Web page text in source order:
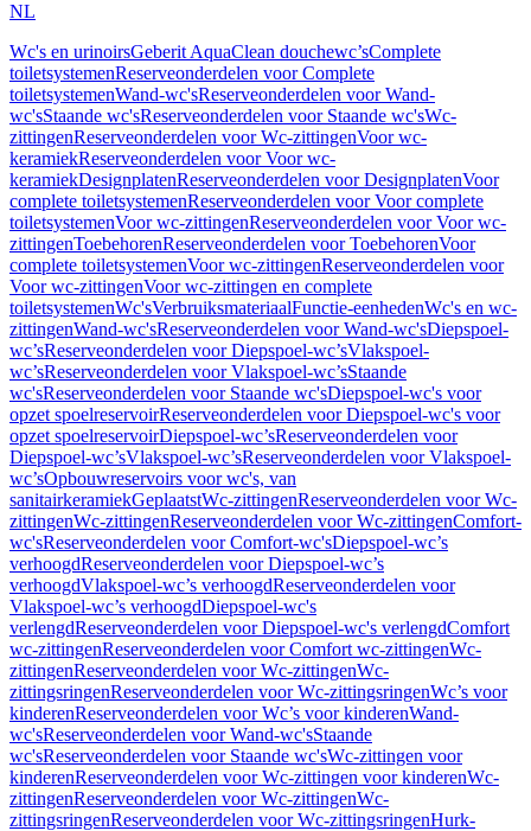
NL
Wc's en urinoirsGeberit AquaClean douchewc’sComplete
toiletsystemenReserveonderdelen voor Complete
toiletsystemenWand-wc'sReserveonderdelen voor Wand-
wc'sStaande wc'sReserveonderdelen voor Staande wc'sWc-
zittingenReserveonderdelen voor Wc-zittingenVoor wc-
keramiekReserveonderdelen voor Voor wc-
keramiekDesignplatenReserveonderdelen voor DesignplatenVoor
complete toiletsystemenReserveonderdelen voor Voor complete
toiletsystemenVoor wc-zittingenReserveonderdelen voor Voor wc-
zittingenToebehorenReserveonderdelen voor ToebehorenVoor
complete toiletsystemenVoor wc-zittingenReserveonderdelen voor
Voor wc-zittingenVoor wc-zittingen en complete
toiletsystemenWc'sVerbruiksmateriaalFunctie-eenhedenWc's en wc-
zittingenWand-wc'sReserveonderdelen voor Wand-wc'sDiepspoel-
wc’sReserveonderdelen voor Diepspoel-wc’sVlakspoel-
wc’sReserveonderdelen voor Vlakspoel-wc’sStaande
wc'sReserveonderdelen voor Staande wc'sDiepspoel-wc's voor
opzet spoelreservoirReserveonderdelen voor Diepspoel-wc's voor
opzet spoelreservoirDiepspoel-wc’sReserveonderdelen voor
Diepspoel-wc’sVlakspoel-wc’sReserveonderdelen voor Vlakspoel-
wc’sOpbouwreservoirs voor wc's, van
sanitairkeramiekGeplaatstWc-zittingenReserveonderdelen voor Wc-
zittingenWc-zittingenReserveonderdelen voor Wc-zittingenComfort-
wc'sReserveonderdelen voor Comfort-wc'sDiepspoel-wc’s
verhoogdReserveonderdelen voor Diepspoel-wc’s
verhoogdVlakspoel-wc’s verhoogdReserveonderdelen voor
Vlakspoel-wc’s verhoogdDiepspoel-wc's
verlengdReserveonderdelen voor Diepspoel-wc's verlengdComfort
wc-zittingenReserveonderdelen voor Comfort wc-zittingenWc-
zittingenReserveonderdelen voor Wc-zittingenWc-
zittingsringenReserveonderdelen voor Wc-zittingsringenWc’s voor
kinderenReserveonderdelen voor Wc’s voor kinderenWand-
wc'sReserveonderdelen voor Wand-wc'sStaande
wc'sReserveonderdelen voor Staande wc'sWc-zittingen voor
kinderenReserveonderdelen voor Wc-zittingen voor kinderenWc-
zittingenReserveonderdelen voor Wc-zittingenWc-
zittingsringenReserveonderdelen voor Wc-zittingsringenHurk-